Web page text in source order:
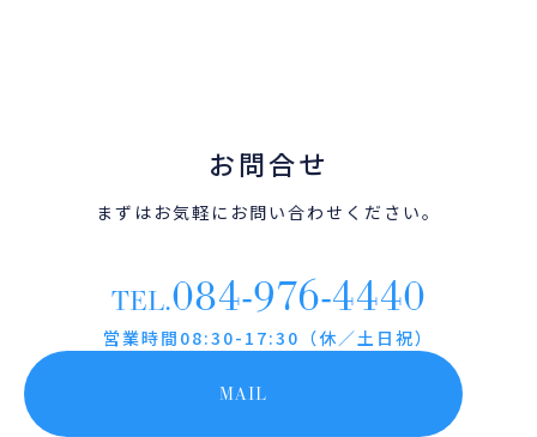
お問合せ
まずはお気軽にお問い合わせください。
TEL.084-976-4440
営業時間08:30-17:30（休／土日祝）
MAIL